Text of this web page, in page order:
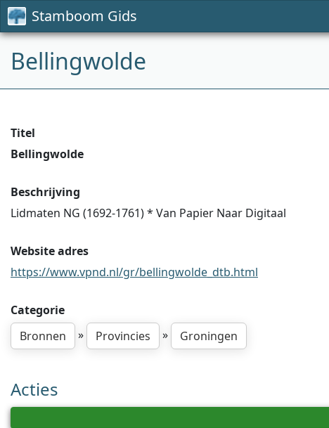
Stamboom Gids
Bellingwolde
Titel
Bellingwolde
Beschrijving
Lidmaten NG (1692-1761) * Van Papier Naar Digitaal
Website adres
https://www.vpnd.nl/gr/bellingwolde_dtb.html
Categorie
Bronnen
» Provincies » Groningen
Acties